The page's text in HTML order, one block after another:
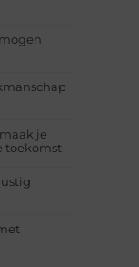
je
toekomst